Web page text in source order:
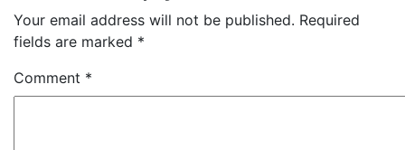
Your email address will not be published. Required
fields are marked *
Comment *